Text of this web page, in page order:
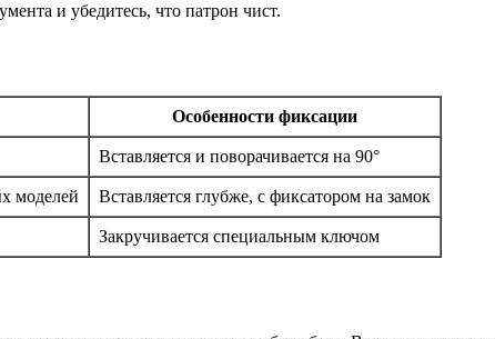
и убедитесь, что патрон чист.
Особенности фиксации
Вставляется и поворачивается на 90°
моделей Вставляется глубже, с фиксатором на замок
Закручивается специальным ключом